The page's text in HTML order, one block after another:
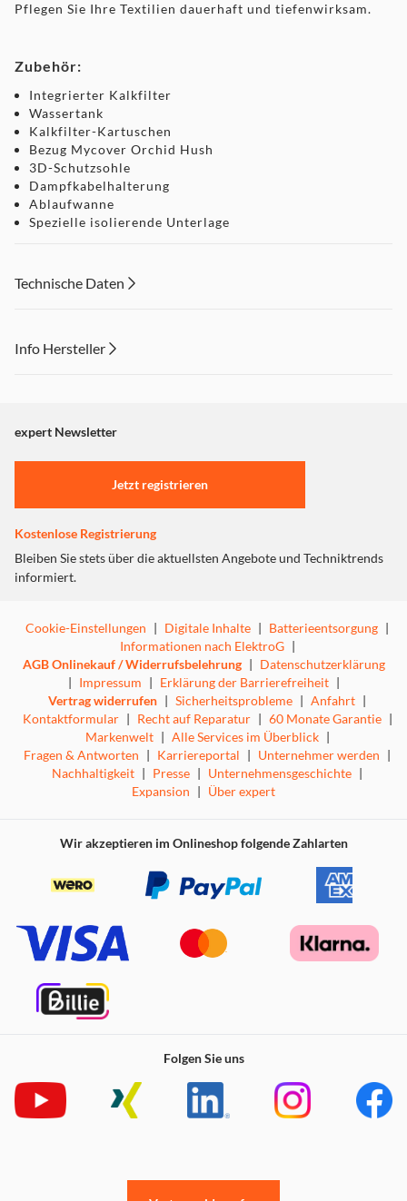
Pflegen Sie Ihre Textilien dauerhaft und tiefenwirksam.
Zubehör:
Integrierter Kalkfilter
Wassertank
Kalkfilter-Kartuschen
Bezug Mycover Orchid Hush
3D-Schutzsohle
Dampfkabelhalterung
Ablaufwanne
Spezielle isolierende Unterlage
Technische Daten
Info Hersteller
"Marketing".
Einstellungen anpassen
expert Newsletter
Jetzt registrieren
Kostenlose Registrierung
Bleiben Sie stets über die aktuellsten Angebote und Techniktrends
informiert.
Cookie-Einstellungen | Digitale Inhalte | Batterieentsorgung |
Informationen nach ElektroG |
AGB Onlinekauf / Widerrufsbelehrung | Datenschutzerklärung
| Impressum | Erklärung der Barrierefreiheit |
Vertrag widerrufen | Sicherheitsprobleme | Anfahrt |
Kontaktformular | Recht auf Reparatur | 60 Monate Garantie |
Markenwelt | Alle Services im Überblick |
Fragen & Antworten | Karriereportal | Unternehmer werden |
Nachhaltigkeit | Presse | Unternehmensgeschichte |
Expansion | Über expert
Wir akzeptieren im Onlineshop folgende Zahlarten
Folgen Sie uns